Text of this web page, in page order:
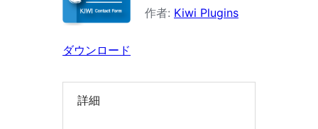
作者: Kiwi Plugins
ダウンロード
詳細